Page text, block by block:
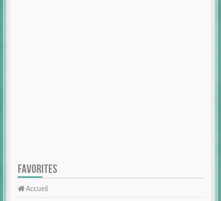
FAVORITES
Accueil